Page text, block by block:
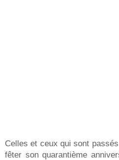
Celles et ceux qui sont
fêter son quarantième